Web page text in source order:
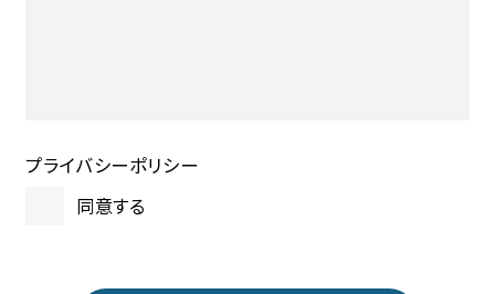
プライバシーポリシー
同意する